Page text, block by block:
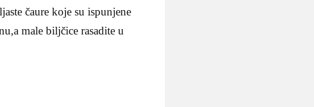
čaure koje su ispunjene
male biljčice rasadite u